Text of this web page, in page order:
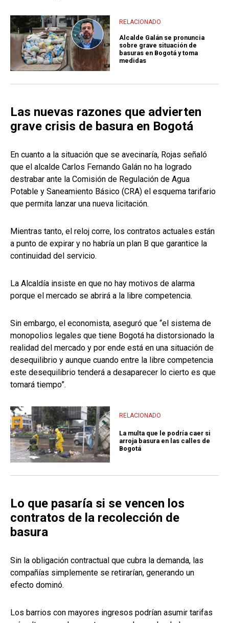
RELACIONADO
Alcalde Galán se pronuncia
sobre grave situación de
basuras en Bogotá y toma
medidas
Las nuevas razones que advierten
grave crisis de basura en Bogotá
En cuanto a la situación que se avecinaría, Rojas señaló
que el alcalde Carlos Fernando Galán no ha logrado
destrabar ante la Comisión de Regulación de Agua
Potable y Saneamiento Básico (CRA) el esquema tarifario
que permita lanzar una nueva licitación.
Mientras tanto, el reloj corre, los contratos actuales están
a punto de expirar y no habría un plan B que garantice la
continuidad del servicio.
La Alcaldía insiste en que no hay motivos de alarma
porque el mercado se abrirá a la libre competencia.
Sin embargo, el economista, aseguró que “el sistema de
monopolios legales que tiene Bogotá ha distorsionado la
realidad del mercado y por ende está en una situación de
desequilibrio y aunque cuando entre la libre competencia
este desequilibrio tenderá a desaparecer lo cierto es que
tomará tiempo”.
RELACIONADO
La multa que le podría caer si
arroja basura en las calles de
Bogotá
Lo que pasaría si se vencen los
contratos de la recolección de
basura
Sin la obligación contractual que cubra la demanda, las
compañías simplemente se retirarían, generando un
efecto dominó.
Los barrios con mayores ingresos podrían asumir tarifas